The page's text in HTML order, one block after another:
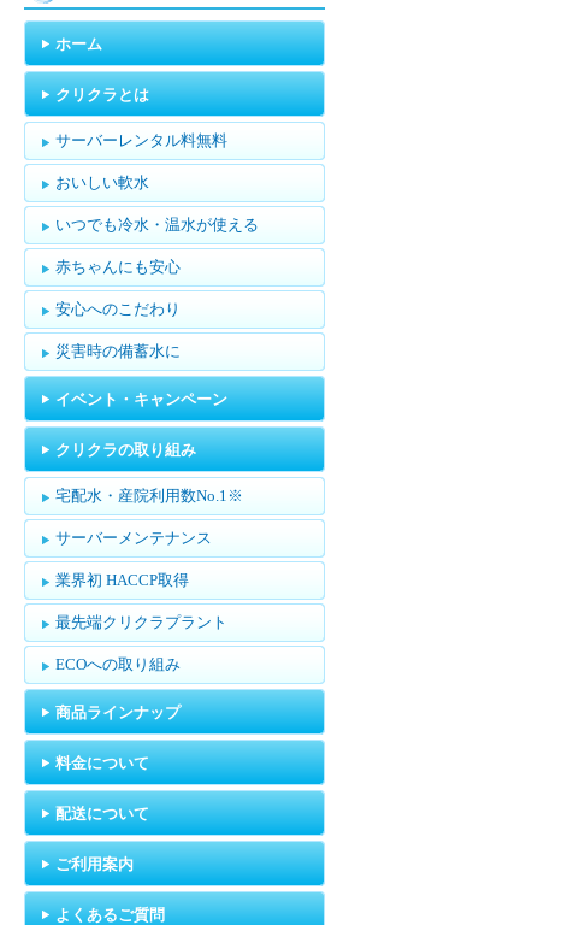
メニュー
ホーム
クリクラとは
サーバーレンタル料無料
おいしい軟水
いつでも冷水・温水が使える
赤ちゃんにも安心
安心へのこだわり
災害時の備蓄水に
イベント・キャンペーン
クリクラの取り組み
宅配水・産院利用数No.1※
サーバーメンテナンス
業界初 HACCP取得
最先端クリクラプラント
ECOへの取り組み
商品ラインナップ
料金について
配送について
ご利用案内
よくあるご質問